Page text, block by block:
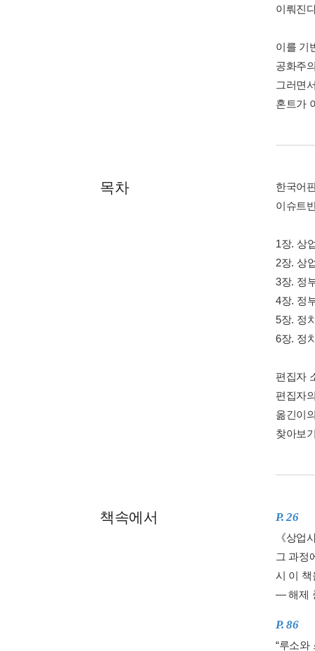
이뤄진
이를 기
공화주
그러면
혼트가
목차
한국어
이슈트
1장. 상
2장. 상
3장. 정
4장. 정
5장. 정
6장. 정
편집자
편집자
옮긴이
찾아보
책속에서 P. 26
《상업
그 과정
시 이 책
― 해제
P. 86
“루소와